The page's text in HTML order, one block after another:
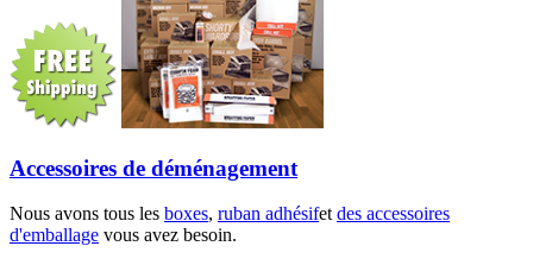
Accessoires de déménagement
Nous avons tous les boxes, ruban adhésifetdes accessoires
d'emballage vous avez besoin.